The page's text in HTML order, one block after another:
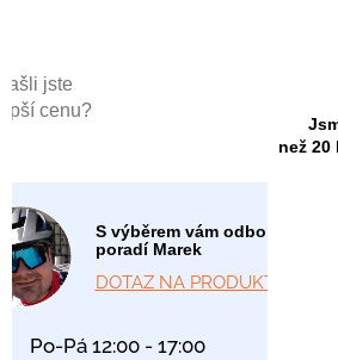
jste
cenu?
S výběrem vám odborně
poradí Marek
DOTAZ NA PRODUKT
Po-Pá 12:00 - 17:00
než 20